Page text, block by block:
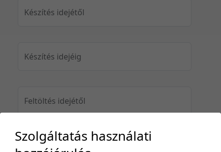
Készítés idejétől
Készítés idejéig
Feltöltés idejétől
Feltöltés idejéig
Szolgáltatás használati